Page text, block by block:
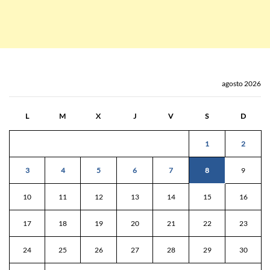
agosto 2026
L M X J V S D
1 2
3 4 5 6 7 8 9
10 11 12 13 14 15 16
17 18 19 20 21 22 23
24 25 26 27 28 29 30